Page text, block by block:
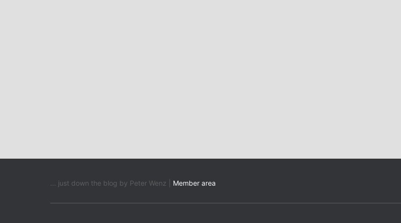
... just down the blog by Peter Wenz | Member area